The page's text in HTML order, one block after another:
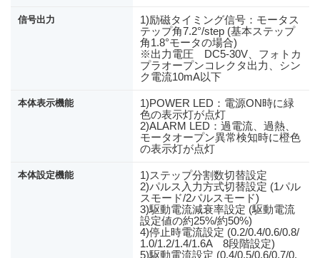
信号出力
1)励磁タイミング信号：モータス
テップ角7.2°/step (基本ステップ
角1.8°モータの場合)
※出力電圧 DC5-30V、フォトカ
プラオープンコレクタ出力、シン
ク電流10mA以下
本体表示機能
1)POWER LED：電源ON時に緑
色の表示灯が点灯
2)ALARM LED：過電流、過熱、
モータオープン異常検知時に橙色
の表示灯が点灯
本体設定機能
1)ステップ分割数切替設定
2)パルス入力方式切替設定 (1パル
スモード/2パルスモード)
3)駆動電流減衰率設定 (駆動電流
設定値の約25%/約50%)
4)停止時電流設定 (0.2/0.4/0.6/0.8/
1.0/1.2/1.4/1.6A 8段階設定)
5)駆動電流設定 (0.4/0.5/0.6/0.7/0.